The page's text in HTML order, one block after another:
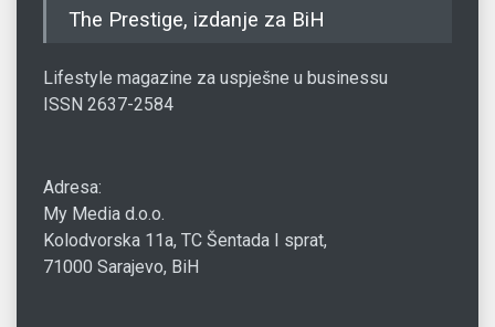
The Prestige, izdanje za BiH
Lifestyle magazine za uspješne u businessu
ISSN 2637-2584
Adresa:
My Media d.o.o.
Kolodvorska 11a, TC Šentada I sprat,
71000 Sarajevo, BiH